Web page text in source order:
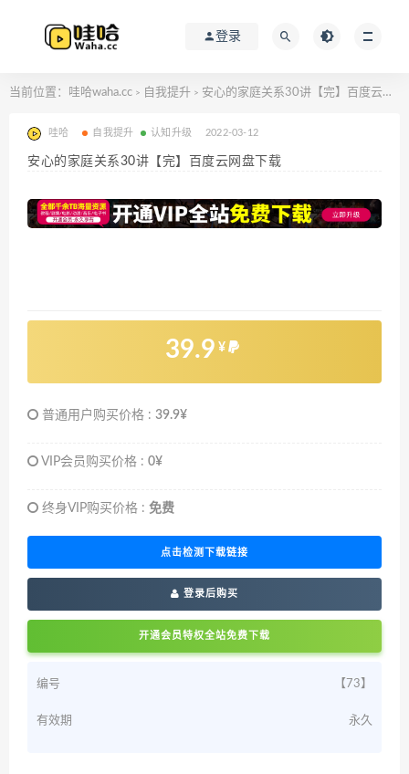
登录
当前位置： 哇哈waha.cc > 自我提升 > 安心的家庭关系30讲【完】百度云网盘下载
哇哈 自我提升 认知升级 2022-03-12
安心的家庭关系30讲【完】百度云网盘下载
39.9 ¥
普通用户购买价格 : 39.9¥
VIP会员购买价格 : 0¥
终身VIP购买价格 : 免费
点击检测下载链接
登录后购买
开通会员特权全站免费下载
编号 【73】
有效期 永久